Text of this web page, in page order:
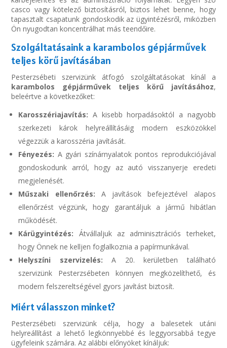
casco vagy kötelező biztosításról, biztos lehet benne, hogy
tapasztalt csapatunk gondoskodik az ügyintézésről, miközben
Ön nyugodtan koncentrálhat más teendőire.
Szolgáltatásaink a karambolos gépjárművek
teljes körű javításában
Pesterzsébeti szervizünk átfogó szolgáltatásokat kínál a
karambolos gépjárművek teljes körű javításához,
beleértve a következőket:
Karosszériajavítás: A kisebb horpadásoktól a nagyobb
szerkezeti károk helyreállításáig modern eszközökkel
végezzük a karosszéria javítását.
Fényezés: A gyári színárnyalatok pontos reprodukciójával
gondoskodunk arról, hogy az autó visszanyerje eredeti
megjelenését.
Műszaki ellenőrzés: A javítások befejeztével alapos
ellenőrzést végzünk, hogy garantáljuk a jármű hibátlan
működését.
Kárügyintézés: Átvállaljuk az adminisztrációs terheket,
hogy Önnek ne kelljen foglalkoznia a papírmunkával.
Helyszíni szervizelés: A 20. kerületben található
szervizünk Pesterzsébeten könnyen megközelíthető, és
modern felszereltségével gyors javítást biztosít.
Miért válasszon minket?
Pesterzsébeti szervizünk célja, hogy a balesetek utáni
helyreállítást a lehető legkönnyebbé és leggyorsabbá tegye
ügyfeleink számára. Az alábbi előnyöket kínáljuk: